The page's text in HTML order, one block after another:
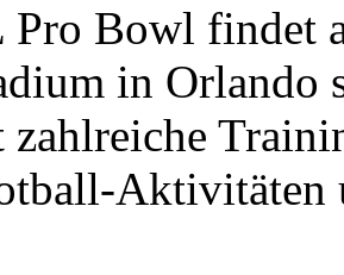
Pro Bowl findet
in Orlando
zahlreiche
Aktivitäten